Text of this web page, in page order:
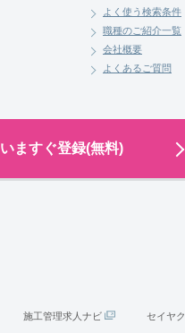
よく使う検索条件
職種のご紹介一覧
会社概要
よくあるご質問
いますぐ登録(無料)
施工管理求人ナビ セイヤク